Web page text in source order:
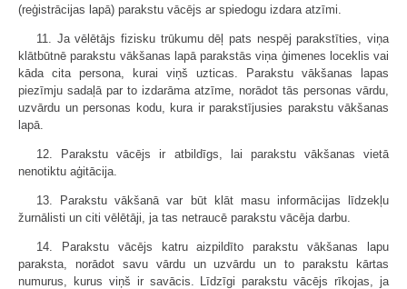
(reģistrācijas lapā) parakstu vācējs ar spiedogu izdara atzīmi.
11. Ja vēlētājs fizisku trūkumu dēļ pats nespēj parakstīties, viņa
klātbūtnē parakstu vākšanas lapā parakstās viņa ģimenes loceklis vai
kāda cita persona, kurai viņš uzticas. Parakstu vākšanas lapas
piezīmju sadaļā par to izdarāma atzīme, norādot tās personas vārdu,
uzvārdu un personas kodu, kura ir parakstījusies parakstu vākšanas
lapā.
12. Parakstu vācējs ir atbildīgs, lai parakstu vākšanas vietā
nenotiktu aģitācija.
13. Parakstu vākšanā var būt klāt masu informācijas līdzekļu
žurnālisti un citi vēlētāji, ja tas netraucē parakstu vācēja darbu.
14. Parakstu vācējs katru aizpildīto parakstu vākšanas lapu
paraksta, norādot savu vārdu un uzvārdu un to parakstu kārtas
numurus, kurus viņš ir savācis. Līdzīgi parakstu vācējs rīkojas, ja